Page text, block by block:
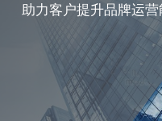
助力客户提升品牌运营